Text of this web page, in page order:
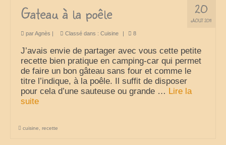
20
AOÛT 2011
Gateau à la poêle
parAgnès | Classé dans : Cuisine | 8
J’avais envie de partager avec vous cette petite
recette bien pratique en camping-car qui permet
de faire un bon gâteau sans four et comme le
titre l’indique, à la poêle. Il suffit de disposer
pour cela d’une sauteuse ou grande … Lire la
suite­­
cuisine recette